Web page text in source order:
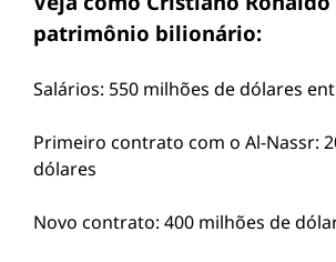
patrimônio bilionário:
Salários: 550 milhões de dólares
Primeiro contrato com o Al-Nassr:
dólares
Novo contrato: 400 milhões de